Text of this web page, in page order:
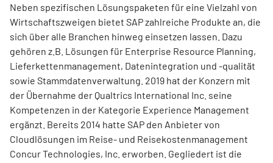
Neben spezifischen Lösungspaketen für eine Vielzahl von
Wirtschaftszweigen bietet SAP zahlreiche Produkte an, die
sich über alle Branchen hinweg einsetzen lassen. Dazu
gehören z.B. Lösungen für Enterprise Resource Planning,
Lieferkettenmanagement, Datenintegration und -qualität
sowie Stammdatenverwaltung. 2019 hat der Konzern mit
der Übernahme der Qualtrics International Inc. seine
Kompetenzen in der Kategorie Experience Management
ergänzt. Bereits 2014 hatte SAP den Anbieter von
Cloudlösungen im Reise- und Reisekostenmanagement
Concur Technologies, Inc. erworben. Gegliedert ist die